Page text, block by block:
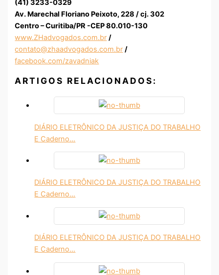
(41) 3233-0329
Av. Marechal Floriano Peixoto, 228 / cj. 302
Centro – Curitiba/PR -CEP 80.010-130
www.ZHadvogados.com.br /
contato@zhaadvogados.com.br /
facebook.com/zavadniak
ARTIGOS RELACIONADOS:
DIÁRIO ELETRÔNICO DA JUSTIÇA DO TRABALHO
E Caderno…
DIÁRIO ELETRÔNICO DA JUSTIÇA DO TRABALHO
E Caderno…
DIÁRIO ELETRÔNICO DA JUSTIÇA DO TRABALHO
E Caderno…